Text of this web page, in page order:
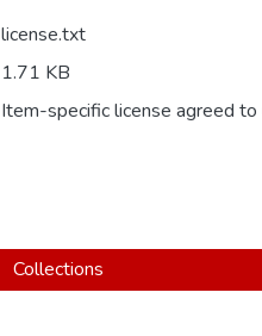
license.txt
1.71 KB
Item-specific license agreed to
Collections